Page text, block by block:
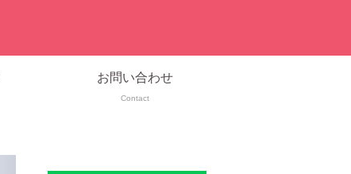
お問い合わせ
Contact